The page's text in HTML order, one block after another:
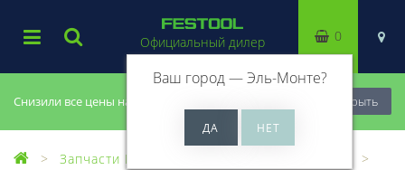
Снизили все цены на 20%, успей купить! Закрыть
Официальный дилер
Ваш город —Эль-Монте?
0
Запчасти Festool